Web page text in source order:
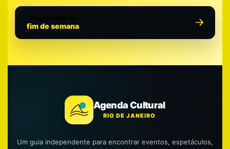
fim de semana
Agenda Cultural
RIO DE JANEIRO
Um guia independente para encontrar eventos, espetáculos,